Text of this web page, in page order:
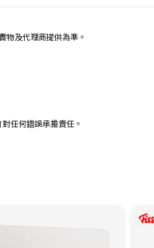
物及代理商提供為準。
任何錯誤承擔責任。